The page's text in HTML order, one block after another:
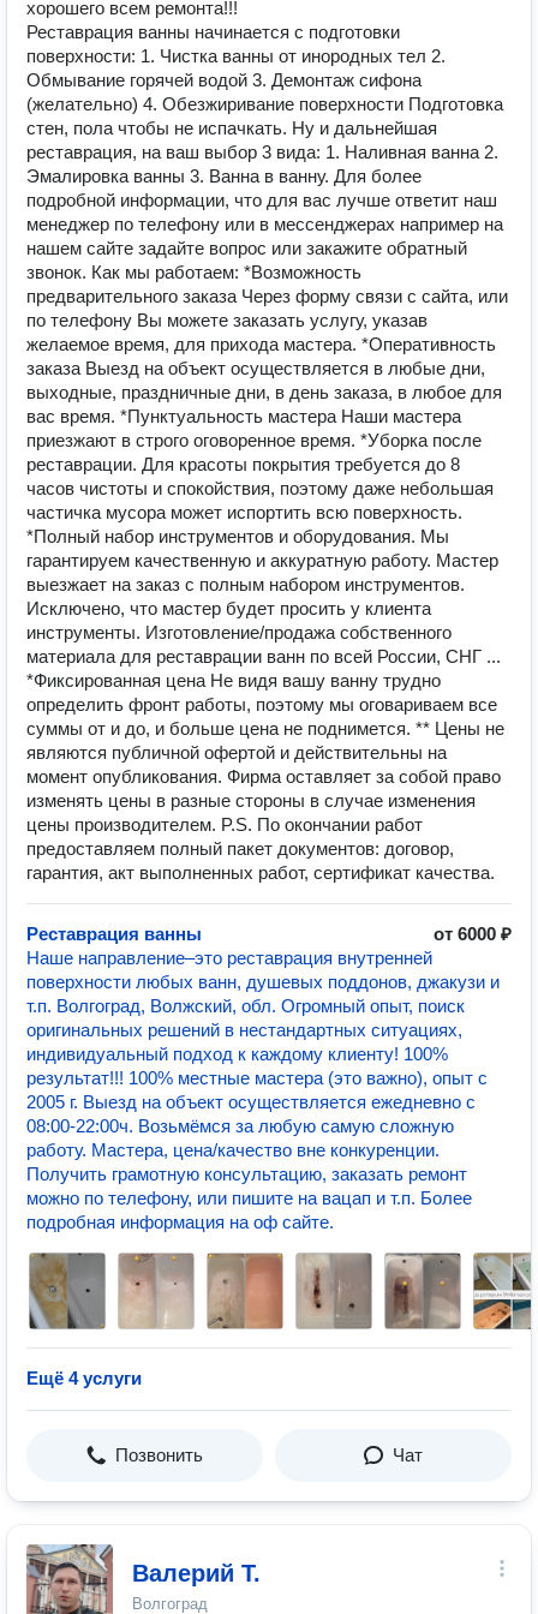
хорошего всем ремонта!!!
Реставрация ванны начинается с подготовки
поверхности: 1. Чистка ванны от инородных тел 2.
Обмывание горячей водой 3. Демонтаж сифона
(желательно) 4. Обезжиривание поверхности Подготовка
стен, пола чтобы не испачкать. Ну и дальнейшая
реставрация, на ваш выбор 3 вида: 1. Наливная ванна 2.
Эмалировка ванны 3. Ванна в ванну. Для более
подробной информации, что для вас лучше ответит наш
менеджер по телефону или в мессенджерах например на
нашем сайте задайте вопрос или закажите обратный
звонок. Как мы работаем: *Возможность
предварительного заказа Через форму связи с сайта, или
по телефону Вы можете заказать услугу, указав
желаемое время, для прихода мастера. *Оперативность
заказа Выезд на объект осуществляется в любые дни,
выходные, праздничные дни, в день заказа, в любое для
вас время. *Пунктуальность мастера Наши мастера
приезжают в строго оговоренное время. *Уборка после
реставрации. Для красоты покрытия требуется до 8
часов чистоты и спокойствия, поэтому даже небольшая
частичка мусора может испортить всю поверхность.
*Полный набор инструментов и оборудования. Мы
гарантируем качественную и аккуратную работу. Мастер
выезжает на заказ с полным набором инструментов.
Исключено, что мастер будет просить у клиента
инструменты. Изготовление/продажа собственного
материала для реставрации ванн по всей России, СНГ ...
*Фиксированная цена Не видя вашу ванну трудно
определить фронт работы, поэтому мы оговариваем все
суммы от и до, и больше цена не поднимется. ** Цены не
являются публичной офертой и действительны на
момент опубликования. Фирма оставляет за собой право
изменять цены в разные стороны в случае изменения
цены производителем. P.S. По окончании работ
предоставляем полный пакет документов: договор,
гарантия, акт выполненных работ, сертификат качества.
Реставрация ванны
от 6000 ₽
Наше направление–это реставрация внутренней
поверхности любых ванн, душевых поддонов, джакузи и
т.п. Волгоград, Волжский, обл. Огромный опыт, поиск
оригинальных решений в нестандартных ситуациях,
индивидуальный подход к каждому клиенту! 100%
результат!!! 100% местные мастера (это важно), опыт с
2005 г. Выезд на объект осуществляется ежедневно с
08:00-22:00ч. Возьмёмся за любую самую сложную
работу. Мастера, цена/качество вне конкуренции.
Получить грамотную консультацию, заказать ремонт
можно по телефону, или пишите на вацап и т.п. Более
подробная информация на оф сайте.
Ещё 4 услуги
Позвонить Чат
Валерий Т.
Волгоград